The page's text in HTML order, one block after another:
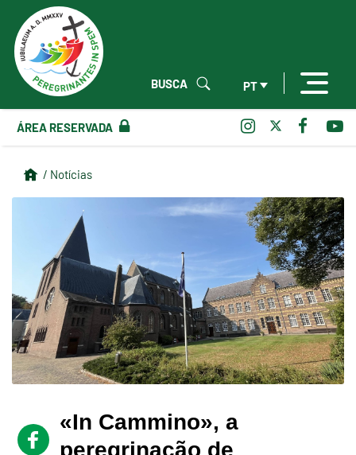
PT
BUSCA
ÁREA RESERVADA
/ Notícias
«In Cammino», a
peregrinação de